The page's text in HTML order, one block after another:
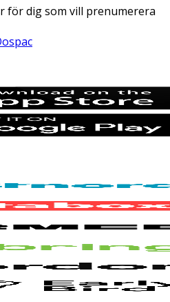
för dig som vill prenumerera